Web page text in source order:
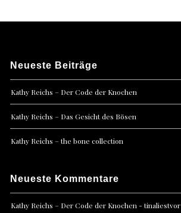
Neueste Beiträge
Kathy Reichs – Der Code der Knochen
Kathy Reichs – Das Gesicht des Bösen
Kathy Reichs – the bone collection
Neueste Kommentare
Kathy Reichs – Der Code der Knochen - tinaliestvor